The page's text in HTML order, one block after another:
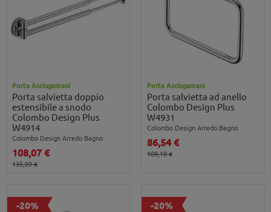
Porta Asciugamani
Porta salvietta doppio
estensibile a snodo
Colombo Design Plus
W4914
Colombo Design Arredo Bagno
108,07 €
135,09 €
Porta Asciugamani
Porta salvietta ad anello
Colombo Design Plus
W4931
Colombo Design Arredo Bagno
86,54 €
108,18 €
-20% -20%